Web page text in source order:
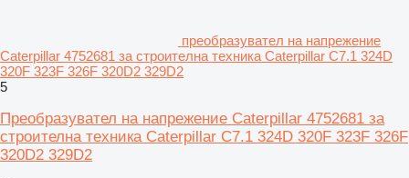
преобразувател на напрежение
Caterpillar 4752681 за строителна техника Caterpillar C7.1 324D
320F 323F 326F 320D2 329D2
5
Преобразувател на напрежение Caterpillar 4752681 за
строителна техника Caterpillar C7.1 324D 320F 323F 326F
320D2 329D2